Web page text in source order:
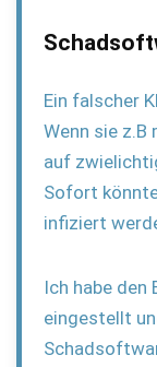
Ein falscher
Wenn sie
auf
Sofort
infiziert
Ich habe
eingestellt